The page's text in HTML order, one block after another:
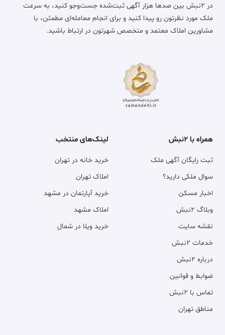
در ۲نبش بین صدها هزار آگهی ثبت‌شده جست‌وجو کنید، به سرعت
ملک مورد نظرتون رو پیدا کنید و برای انجام معامله‌ای مطمئن، با
مشاورین املاک معتمد و متخصص شهرتون در ارتباط باشید.
همراه با ۲نبش
ثبت رایگان آگهی ملک
سوال ملکی دارید؟
اخبار مسکن
وبلاگ ۲نبش
نقشه سایت
خدمات ۲نبش
درباره ۲نبش
ضوابط و قوانین
تماس با ۲نبش
مناطق تهران
لینک‌های منتخب
خرید خانه در تهران
املاک تهران
خرید آپارتمان در مشهد
املاک مشهد
خرید ویلا در شمال